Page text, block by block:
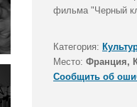
фильма "Черный
Категория:
Место: Франция,
Сообщить об